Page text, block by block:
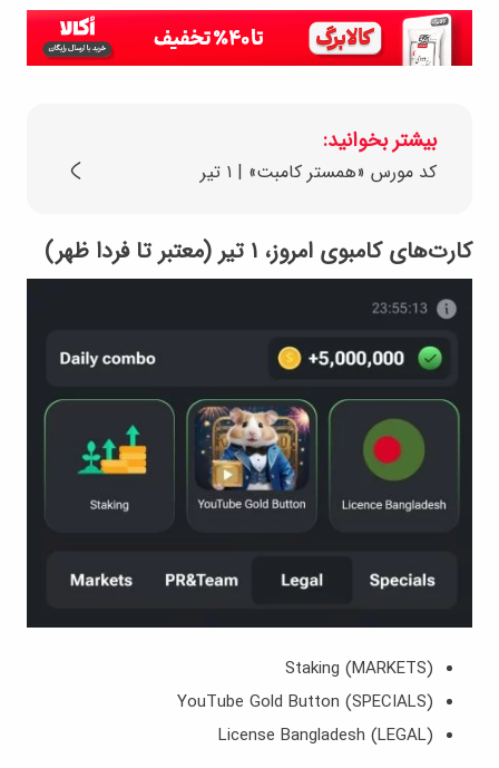
بیشتر بخوانید:
کد مورس «همستر کامبت» | ۱ تیر
کارت‌های کامبوی امروز، ۱ تیر (معتبر تا فردا ظهر)
(MARKETS) Staking
(SPECIALS) YouTube Gold Button
(LEGAL) License Bangladesh